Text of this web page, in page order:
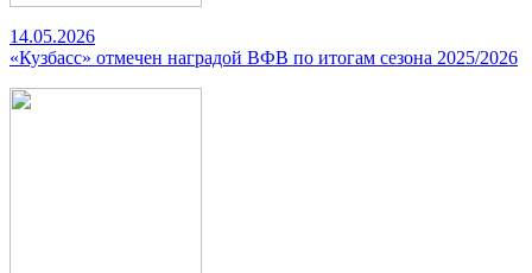
14.05.2026
«Кузбасс» отмечен наградой ВФВ по итогам сезона 2025/2026